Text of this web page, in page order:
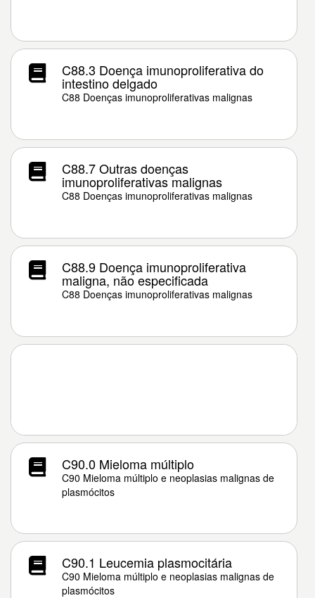
C88.3 Doença imunoproliferativa do
intestino delgado
C88 Doenças imunoproliferativas malignas
C88.7 Outras doenças
imunoproliferativas malignas
C88 Doenças imunoproliferativas malignas
C88.9 Doença imunoproliferativa
maligna, não especificada
C88 Doenças imunoproliferativas malignas
C90.0 Mieloma múltiplo
C90 Mieloma múltiplo e neoplasias malignas de
plasmócitos
C90.1 Leucemia plasmocitária
C90 Mieloma múltiplo e neoplasias malignas de
plasmócitos